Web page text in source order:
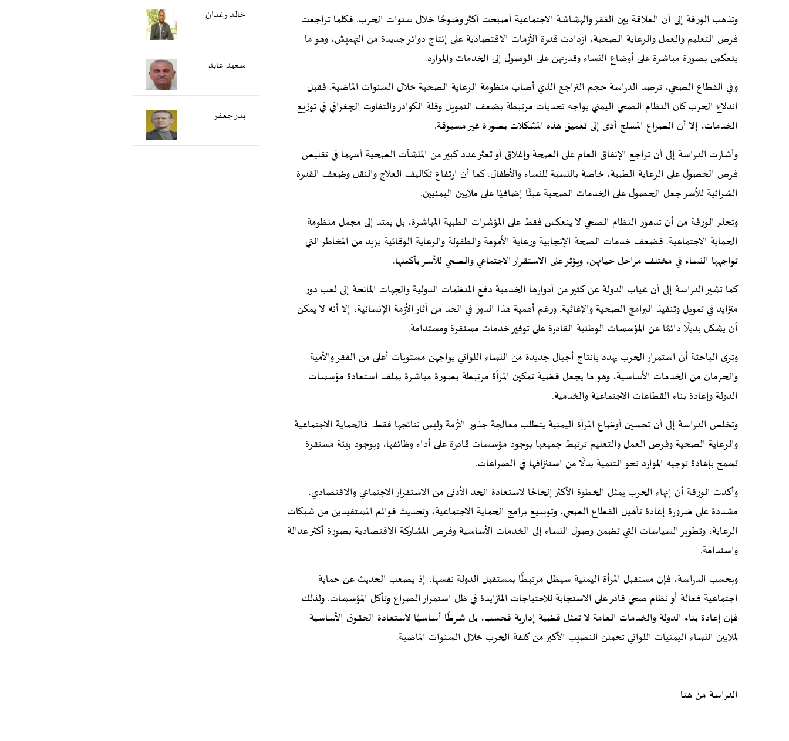
وتذهب الورقة إلى أن العلاقة بين الفقر والهشاشة الاجتماعية أصبحت أكثر وضوحًا خلال سنوات الحرب. فكلما تراجعت
فرص التعليم والعمل والرعاية الصحية، ازدادت قدرة الأزمات الاقتصادية على إنتاج دوائر جديدة من التهميش، وهو ما
ينعكس بصورة مباشرة على أوضاع النساء وقدرتهن على الوصول إلى الخدمات والموارد.
وفي القطاع الصحي، ترصد الدراسة حجم التراجع الذي أصاب منظومة الرعاية الصحية خلال السنوات الماضية. فقبل
اندلاع الحرب كان النظام الصحي اليمني يواجه تحديات مرتبطة بضعف التمويل وقلة الكوادر والتفاوت الجغرافي في توزيع
الخدمات، إلا أن الصراع المسلح أدى إلى تعميق هذه المشكلات بصورة غير مسبوقة.
وأشارت الدراسة إلى أن تراجع الإنفاق العام على الصحة وإغلاق أو تعثر عدد كبير من المنشآت الصحية أسهما في تقليص
فرص الحصول على الرعاية الطبية، خاصة بالنسبة للنساء والأطفال. كما أن ارتفاع تكاليف العلاج والنقل وضعف القدرة
الشرائية للأسر جعل الحصول على الخدمات الصحية عبئًا إضافيًا على ملايين اليمنيين.
وتحذر الورقة من أن تدهور النظام الصحي لا ينعكس فقط على المؤشرات الطبية المباشرة، بل يمتد إلى مجمل منظومة
الحماية الاجتماعية. فضعف خدمات الصحة الإنجابية ورعاية الأمومة والطفولة والرعاية الوقائية يزيد من المخاطر التي
تواجهها النساء في مختلف مراحل حياتهن، ويؤثر على الاستقرار الاجتماعي والصحي للأسر بأكملها.
كما تشير الدراسة إلى أن غياب الدولة عن كثير من أدوارها الخدمية دفع المنظمات الدولية والجهات المانحة إلى لعب دور
متزايد في تمويل وتنفيذ البرامج الصحية والإغاثية. ورغم أهمية هذا الدور في الحد من آثار الأزمة الإنسانية، إلا أنه لا يمكن
أن يشكل بديلًا دائمًا عن المؤسسات الوطنية القادرة على توفير خدمات مستقرة ومستدامة.
وترى الباحثة أن استمرار الحرب يهدد بإنتاج أجيال جديدة من النساء اللواتي يواجهن مستويات أعلى من الفقر والأمية
والحرمان من الخدمات الأساسية، وهو ما يجعل قضية تمكين المرأة مرتبطة بصورة مباشرة بملف استعادة مؤسسات
الدولة وإعادة بناء القطاعات الاجتماعية والخدمية.
وتخلص الدراسة إلى أن تحسين أوضاع المرأة اليمنية يتطلب معالجة جذور الأزمة وليس نتائجها فقط. فالحماية الاجتماعية
والرعاية الصحية وفرص العمل والتعليم ترتبط جميعها بوجود مؤسسات قادرة على أداء وظائفها، وبوجود بيئة مستقرة
تسمح بإعادة توجيه الموارد نحو التنمية بدلًا من استنزافها في الصراعات.
وأكدت الورقة أن إنهاء الحرب يمثل الخطوة الأكثر إلحاحًا لاستعادة الحد الأدنى من الاستقرار الاجتماعي والاقتصادي،
مشددة على ضرورة إعادة تأهيل القطاع الصحي، وتوسيع برامج الحماية الاجتماعية، وتحديث قوائم المستفيدين من شبكات
الرعاية، وتطوير السياسات التي تضمن وصول النساء إلى الخدمات الأساسية وفرص المشاركة الاقتصادية بصورة أكثر عدالة
واستدامة.
وبحسب الدراسة، فإن مستقبل المرأة اليمنية سيظل مرتبطًا بمستقبل الدولة نفسها، إذ يصعب الحديث عن حماية
اجتماعية فعالة أو نظام صحي قادر على الاستجابة للاحتياجات المتزايدة في ظل استمرار الصراع وتآكل المؤسسات. ولذلك
فإن إعادة بناء الدولة والخدمات العامة لا تمثل قضية إدارية فحسب، بل شرطًا أساسيًا لاستعادة الحقوق الأساسية
لملايين النساء اليمنيات اللواتي تحملن النصيب الأكبر من كلفة الحرب خلال السنوات الماضية.
الدراسة من هنا
خالد رغدان
سعید عابد
بدر جعفر